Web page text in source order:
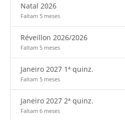
Natal 2026
Faltam 5 meses
Réveillon 2026/2026
Faltam 5 meses
Janeiro 2027 1ª quinz.
Faltam 5 meses
Janeiro 2027 2ª quinz.
Faltam 6 meses